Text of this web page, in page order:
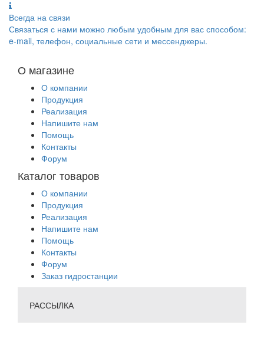
Всегда на связи
Связаться с нами можно любым удобным для вас способом:
e-mail, телефон, социальные сети и мессенджеры.
О магазине
О компании
Продукция
Реализация
Напишите нам
Помощь
Контакты
Форум
Каталог товаров
О компании
Продукция
Реализация
Напишите нам
Помощь
Контакты
Форум
Заказ гидростанции
РАССЫЛКА